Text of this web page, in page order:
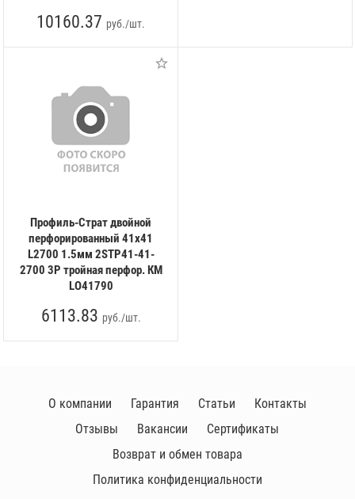
10160.37 руб./шт.
Профиль-Страт двойной
перфорированный 41х41
L2700 1.5мм 2STP41-41-
2700 3P тройная перфор. КМ
LO41790
6113.83 руб./шт.
О компании Гарантия Статьи
Контакты
Отзывы
Вакансии
Сертификаты
Возврат и обмен товара
Политика конфиденциальности